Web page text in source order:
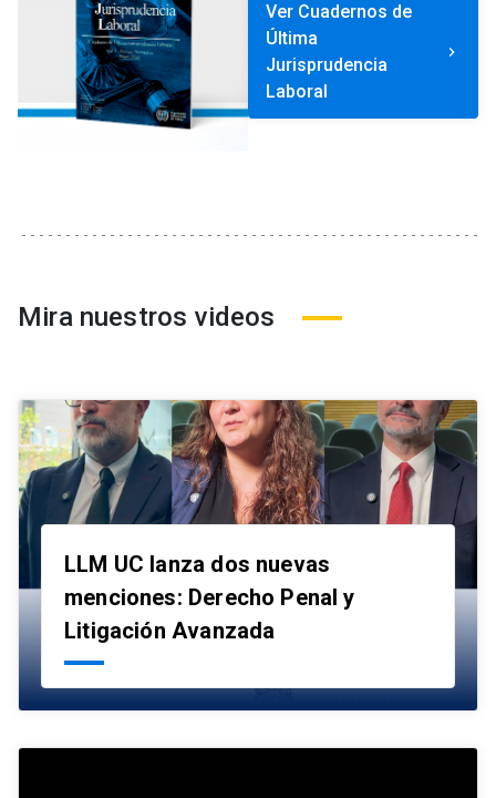
Ver Cuadernos de
Última
Jurisprudencia
Laboral
keyboard_arrow_right
Mira nuestros videos
LLM UC lanza dos nuevas
menciones: Derecho Penal y
Litigación Avanzada